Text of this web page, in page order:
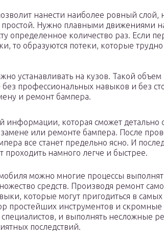
нанести наиболее ровный слой,
простой. Нужно плавными движениями
определенное количество раз. Если
то образуются потеки, которые трудно
устанавливать на кузов. Такой объем
профессиональных навыков и без
и ремонт бампера.
информации, которая сможет детально
или ремонте бампера. После
все станет предельно ясно. И
проходить намного легче и быстрее.
можно многие процессы
средств. Производя ремонт
которые могут пригодиться в
простейших инструментов и скромные
и выполнять несложные
последствий.